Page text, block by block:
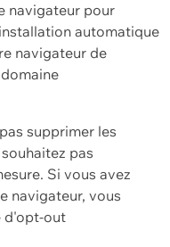
navigateur pour
automatique
navigateur de
supprimer les
pas
Si vous avez
navigateur, vous
d'opt-out